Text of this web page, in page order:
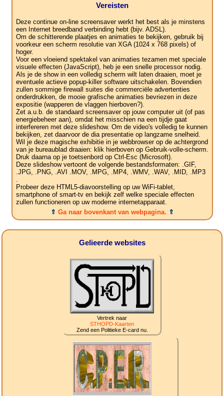
Vereisten
Deze continue on-line screensaver werkt het best als je minstens
een Internet breedband verbinding hebt (bijv. ADSL).
Om de schitterende plaatjes en animaties te bekijken, gebruik bij
voorkeur een scherm resolutie van XGA (1024 x 768 pixels) of
hoger.
Voor een vloeiend spektakel van animaties tezamen met speciale
visuele effecten (JavaScript), heb je een snelle processor nodig.
Als je de show in een volledig scherm wilt laten draaien, moet je
eventuele actieve popup-killer software uitschakelen. Bovendien
zullen sommige firewall suites die commerciële advertenties
onderdrukken, de mooie grafische animaties bevriezen in deze
expositie (wapperen de vlaggen hierboven?).
Zet a.u.b. de standaard screensaver op jouw computer uit (of pas
energiebeheer aan), omdat het misschien na een tijdje gaat
interfereren met deze slideshow. Om de video's volledig te kunnen
bekijken, zet daarvoor de dia presentatie op langzame snelheid.
Wil je deze magische exhibitie in je webbrowser op de achtergrond
van je bureaublad draaien: klik hierboven op Gebruik-volle-scherm.
Druk daarna op je toetsenbord op Ctrl-Esc (Microsoft).
Deze slideshow vertoont de volgende bestandsformaten: .GIF,
.JPG, .PNG, .AVI .MOV, .MPG, .MP4, .WMV, .WAV, .MID, .MP3
.
Probeer deze HTML5-diavoorstelling op uw WiFi-tablet,
smartphone of smart-tv en bekijk zelf welke speciale effecten
zullen functioneren op uw moderne internetapparaat.
⇑ Ga naar bovenkant van webpagina. ⇑
Gelieerde websites
Vertrek naar
STHOPD-Kaarten
Zend een Politieke E-card nu.